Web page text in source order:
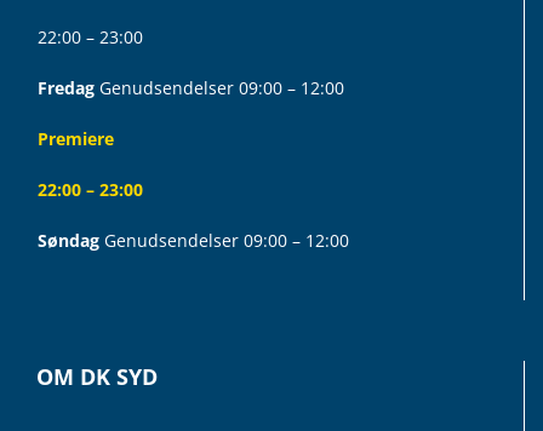
22:00 – 23:00
Fredag Genudsendelser 09:00 – 12:00
Premiere
22:00 – 23:00
Søndag Genudsendelser 09:00 – 12:00
OM DK SYD